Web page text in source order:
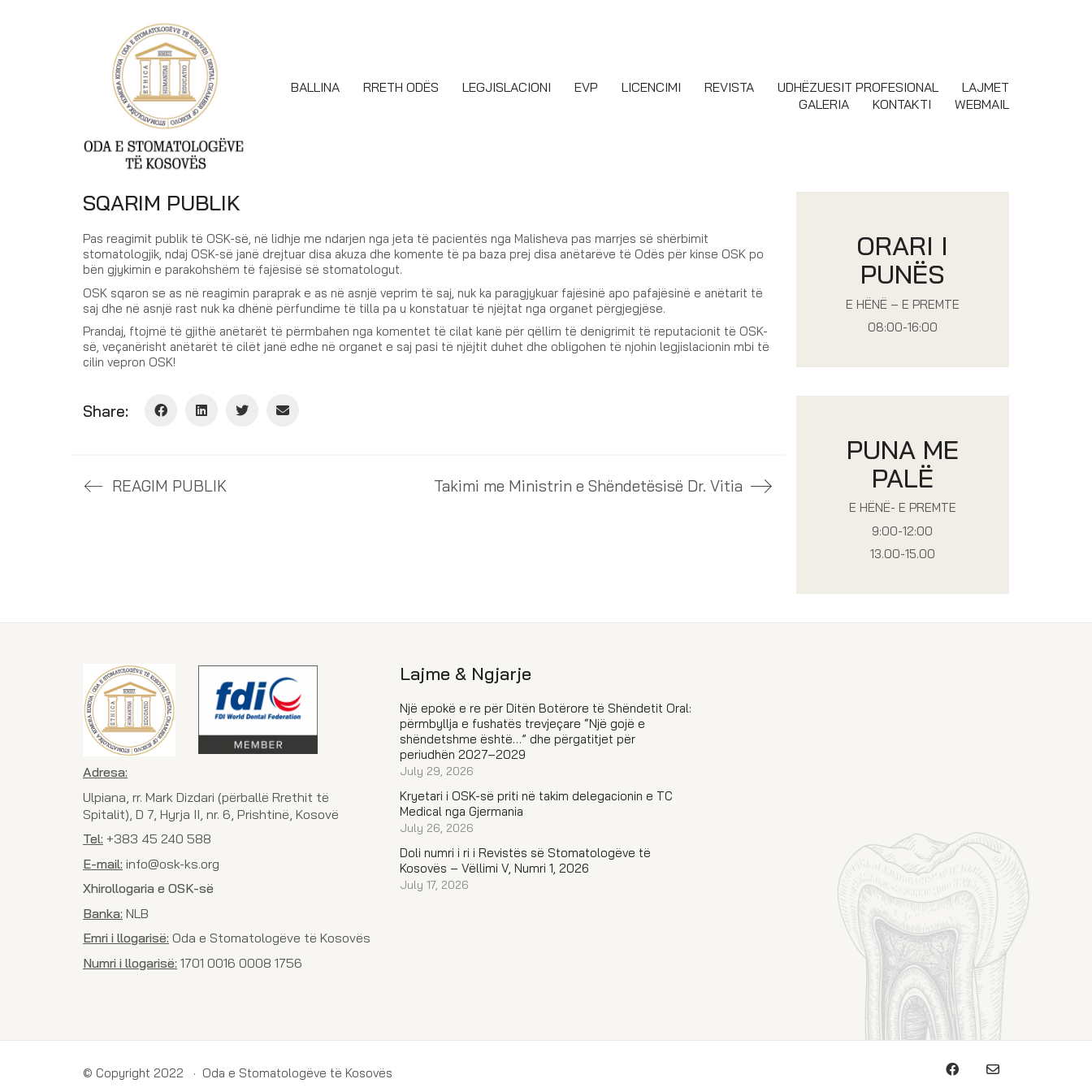
BALLINA RRETH ODËS LEGJISLACIONI EVP LICENCIMI REVISTA UDHËZUESIT PROFESIONAL
LAJMET
GALERIA
KONTAKTI WEBMAIL
SQARIM PUBLIK
Pas reagimit publik të OSK-së, në lidhje me ndarjen nga jeta të pacientës nga Malisheva pas marrjes së shërbimit
stomatologjik, ndaj OSK-së janë drejtuar disa akuza dhe komente të pa baza prej disa anëtarëve të Odës për kinse OSK po
bën gjykimin e parakohshëm të fajësisë së stomatologut.
OSK sqaron se as në reagimin paraprak e as në asnjë veprim të saj, nuk ka paragjykuar fajësinë apo pafajësinë e anëtarit të
saj dhe në asnjë rast nuk ka dhënë përfundime të tilla pa u konstatuar të njëjtat nga organet përgjegjëse.
Prandaj, ftojmë të gjithë anëtarët të përmbahen nga komentet të cilat kanë për qëllim të denigrimit të reputacionit të OSK-
së, veçanërisht anëtarët të cilët janë edhe në organet e saj pasi të njëjtit duhet dhe obligohen të njohin legjislacionin mbi të
cilin vepron OSK!
Share:
REAGIM PUBLIK Takimi me Ministrin e Shëndetësisë Dr. Vitia
ORARI I
PUNËS
E HËNË – E PREMTE
08:00-16:00
PUNA ME
PALË
E HËNË- E PREMTE
9:00-12:00
13.00-15.00
Adresa:
Ulpiana, rr. Mark Dizdari (përballë Rrethit të
Spitalit), D 7, Hyrja II, nr. 6, Prishtinë, Kosovë
Tel: +383 45 240 588
E-mail: info@osk-ks.org
Xhirollogaria e OSK-së
Banka: NLB
Emri i llogarisë: Oda e Stomatologëve të Kosovës
Numri i llogarisë: 1701 0016 0008 1756
Lajme & Ngjarje
Një epokë e re për Ditën Botërore të Shëndetit Oral:
përmbyllja e fushatës trevjeçare “Një gojë e
shëndetshme është…” dhe përgatitjet për
periudhën 2027–2029
July 29, 2026
Kryetari i OSK-së priti në takim delegacionin e TC
Medical nga Gjermania
July 26, 2026
Doli numri i ri i Revistës së Stomatologëve të
Kosovës – Vëllimi V, Numri 1, 2026
July 17, 2026
© Copyright 2022 · Oda e Stomatologëve të Kosovës